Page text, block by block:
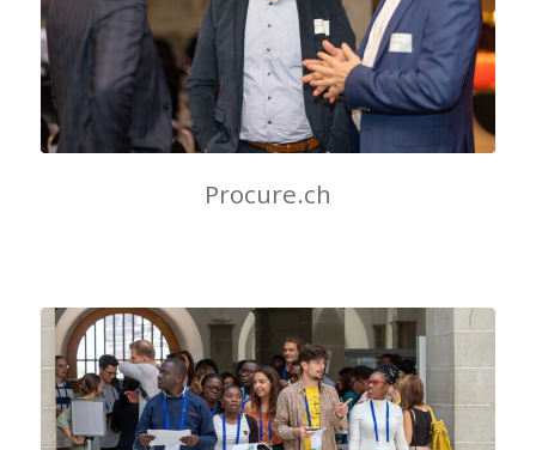
Procure.ch